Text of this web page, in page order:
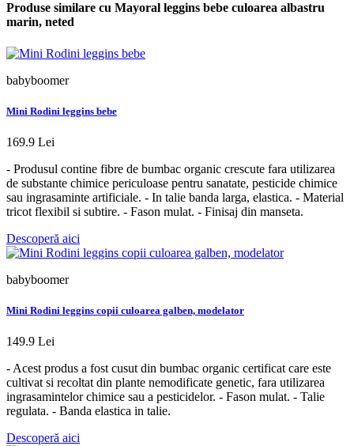
Produse similare cu Mayoral leggins bebe culoarea albastru
marin, neted
babyboomer
Mini Rodini leggins bebe
169.9 Lei
- Produsul contine fibre de bumbac organic crescute fara utilizarea
de substante chimice periculoase pentru sanatate, pesticide chimice
sau ingrasaminte artificiale. - In talie banda larga, elastica. - Material
tricot flexibil si subtire. - Fason mulat. - Finisaj din manseta.
Descoperă aici
babyboomer
Mini Rodini leggins copii culoarea galben, modelator
149.9 Lei
- Acest produs a fost cusut din bumbac organic certificat care este
cultivat si recoltat din plante nemodificate genetic, fara utilizarea
ingrasamintelor chimice sau a pesticidelor. - Fason mulat. - Talie
regulata. - Banda elastica in talie.
Descoperă aici